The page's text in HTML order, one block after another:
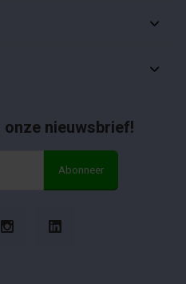
nieuwsbrief!
Abonneer